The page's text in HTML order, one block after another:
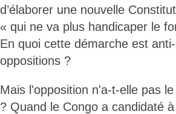
d’élaborer une nouvelle
« qui ne va plus handicaper le
En quoi cette démarche est
oppositions ?
Mais l'opposition n'a-t-elle pas
? Quand le Congo a candidaté